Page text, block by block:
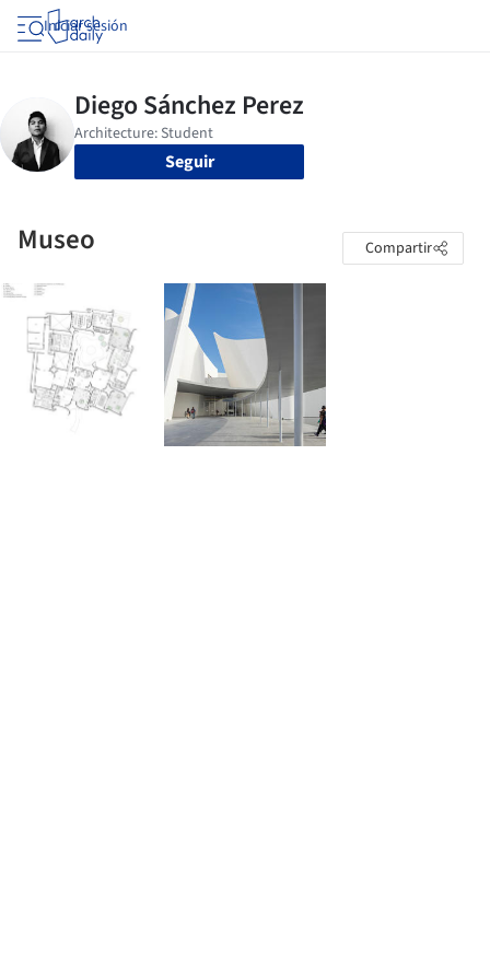
Iniciar sesión
Seguir
Museo Compartir